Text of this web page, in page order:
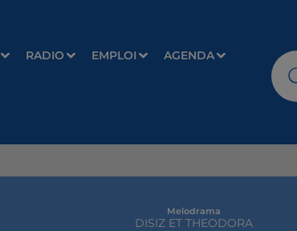
RADIO EMPLOI AGENDA
Melodrama
DISIZ ET THEODORA